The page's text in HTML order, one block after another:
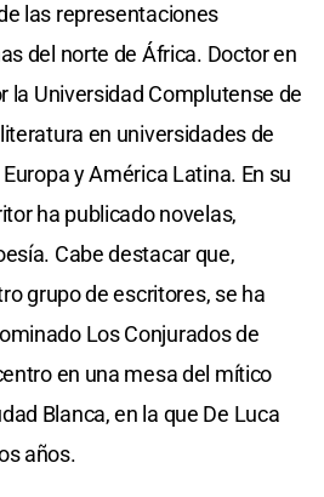
las representaciones
del norte de África. Doctor en
la Universidad Complutense de
en universidades de
y América Latina. En su
ha publicado novelas,
Cabe destacar que,
grupo de escritores, se ha
Los Conjurados de
en una mesa del mítico
Blanca, en la que De Luca
años.